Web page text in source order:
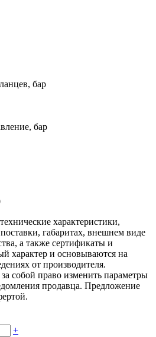
бар
бар
характеристики,
габаритах, внешнем виде
а также сертификаты и
характер и основываются на
от производителя.
собой право изменить параметры
продавца. Предложение
+